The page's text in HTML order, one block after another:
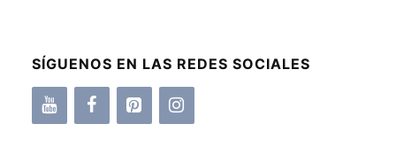
SÍGUENOS EN LAS REDES SOCIALES